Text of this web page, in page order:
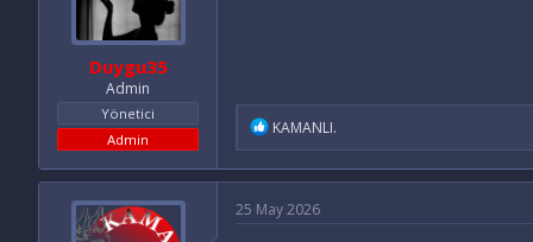
Duygu35
Admin
Yönetici
Admin
İ
d
l
KAMANLI.
25 May 2026